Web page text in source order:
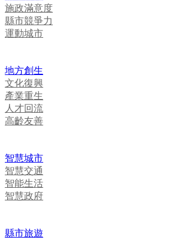
施政滿意度
縣市競爭力
運動城市
地方創生
文化復興
產業重生
人才回流
高齡友善
智慧城市
智慧交通
智能生活
智慧政府
縣市旅遊